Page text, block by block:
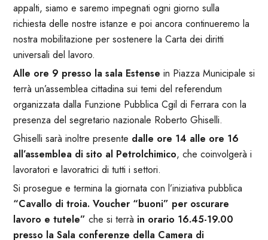
appalti, siamo e saremo impegnati ogni giorno sulla
richiesta delle nostre istanze e poi ancora continueremo la
nostra mobilitazione per sostenere la Carta dei diritti
universali del lavoro.
Alle ore 9 presso la sala Estense in Piazza Municipale si
terrà un’assemblea cittadina sui temi del referendum
organizzata dalla Funzione Pubblica Cgil di Ferrara con la
presenza del segretario nazionale Roberto Ghiselli.
Ghiselli sarà inoltre presente dalle ore 14 alle ore 16
all’assemblea di sito al Petrolchimico, che coinvolgerà i
lavoratori e lavoratrici di tutti i settori.
Si prosegue e termina la giornata con l’iniziativa pubblica
“Cavallo di troia. Voucher “buoni” per oscurare
lavoro e tutele” che si terrà in orario 16.45-19.00
presso la Sala conferenze della Camera di